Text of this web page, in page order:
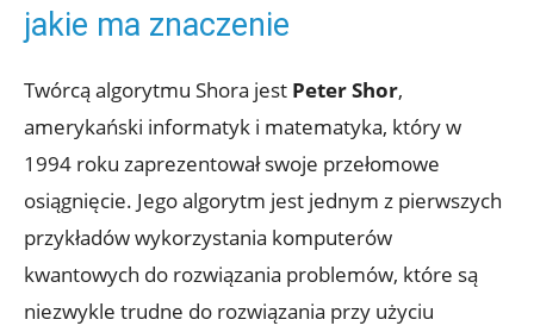
jakie ma znaczenie
Twórcą algorytmu Shora jest Peter Shor,
amerykański informatyk i matematyka, który w
1994 roku zaprezentował swoje przełomowe
osiągnięcie. Jego algorytm jest jednym z pierwszych
przykładów wykorzystania komputerów
kwantowych do rozwiązania problemów, które są
niezwykle trudne do rozwiązania przy użyciu